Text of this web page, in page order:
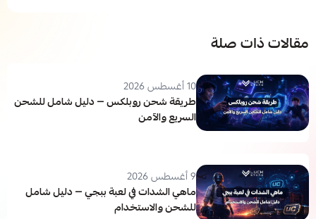
مقالات ذات صلة
10 أغسطس 2026
طريقة شحن روبلكس — دليل شامل للشحن
السريع والآمن
9 أغسطس 2026
ماهي الشدات في لعبة ببجي — دليل شامل
للشحن والاستخدام